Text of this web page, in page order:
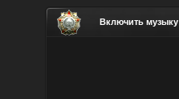
Включить музыку